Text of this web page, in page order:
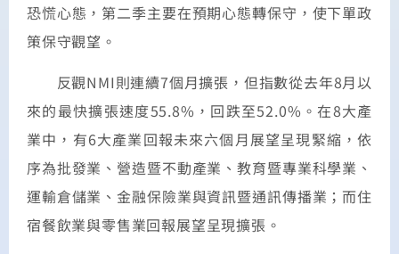
恐慌心態，第二季主要在預期心態轉保守，使下單政
策保守觀望。
反觀NMI則連續7個月擴張，但指數從去年8月以
來的最快擴張速度55.8%，回跌至52.0%。在8大產
業中，有6大產業回報未來六個月展望呈現緊縮，依
序為批發業、營造暨不動產業、教育暨專業科學業、
運輸倉儲業、金融保險業與資訊暨通訊傳播業；而住
宿餐飲業與零售業回報展望呈現擴張。